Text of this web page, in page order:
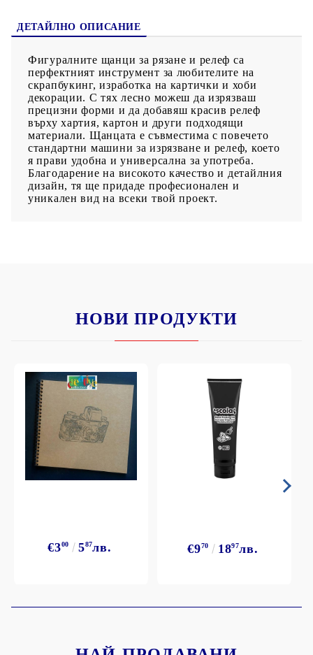
ДЕТАЙЛНО ОПИСАНИЕ
Фигуралните щанци за рязане и релеф са
перфектният инструмент за любителите на
скрапбукинг, изработка на картички и хоби
декорации. С тях лесно можеш да изрязваш
прецизни форми и да добавяш красив релеф
върху хартия, картон и други подходящи
материали. Щанцата е съвместима с повечето
стандартни машини за изрязване и релеф, което
я прави удобна и универсална за употреба.
Благодарение на високото качество и детайлния
дизайн, тя ще придаде професионален и
уникален вид на всеки твой проект.
НОВИ ПРОДУКТИ
€300 587лв. €970 1897лв.